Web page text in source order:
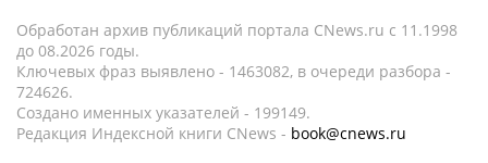
Обработан архив публикаций портала CNews.ru c 11.1998
до 08.2026 годы.
Ключевых фраз выявлено - 1463082, в очереди разбора -
724626.
Создано именных указателей - 199149.
Редакция Индексной книги CNews - book@cnews.ru